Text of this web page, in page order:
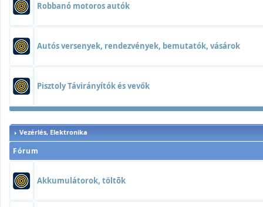
Robbanó motoros autók
Autós versenyek, rendezvények, bemutatók, vásárok
Pisztoly Távirányítók és vevők
Vezérlés, Elektronika
Fórum
Akkumulátorok, töltõk